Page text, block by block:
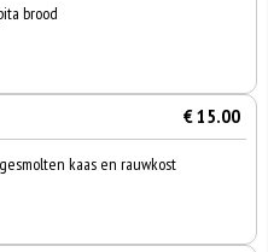
brood
€ 15.00
kaas en rauwkost